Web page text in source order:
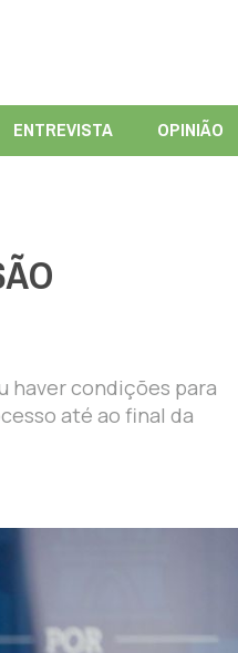
ENTREVISTA OPINIÃO
haver condições para
até ao final da